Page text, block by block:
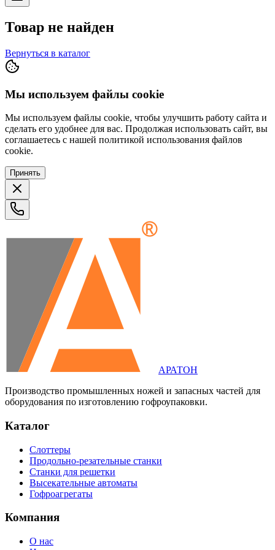
Товар не найден
Вернуться в каталог
Мы используем файлы cookie
Мы используем файлы cookie, чтобы улучшить работу сайта и
сделать его удобнее для вас. Продолжая использовать сайт, вы
соглашаетесь с нашей политикой использования файлов
cookie.
Принять
АРАТОН
Производство промышленных ножей и запасных частей для
оборудования по изготовлению гофроупаковки.
Каталог
Слоттеры
Продольно-резательные станки
Станки для решетки
Высекательные автоматы
Гофроагрегаты
Компания
О нас